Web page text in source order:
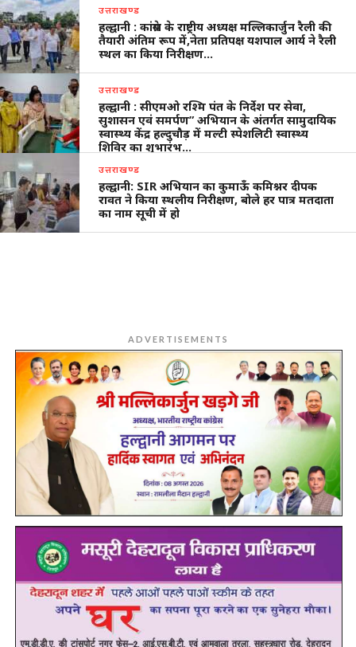
उत्तराखण्ड
हल्द्वानी : कांग्रेस के राष्ट्रीय अध्यक्ष मल्लिकार्जुन रैली की
तैयारी अंतिम रूप में,नेता प्रतिपक्ष यशपाल आर्य ने रैली
स्थल का किया निरीक्षण…
उत्तराखण्ड
हल्द्वानी : सीएमओ रश्मि पंत के निर्देश पर सेवा,
सुशासन एवं समर्पण” अभियान के अंतर्गत सामुदायिक
स्वास्थ्य केंद्र हल्दुचौड़ में मल्टी स्पेशलिटी स्वास्थ्य
शिविर का शुभारंभ…
उत्तराखण्ड
हल्द्वानी: SIR अभियान का कुमाऊँ कमिश्नर दीपक
रावत ने किया स्थलीय निरीक्षण, बोले हर पात्र मतदाता
का नाम सूची में हो
ADVERTISEMENTS